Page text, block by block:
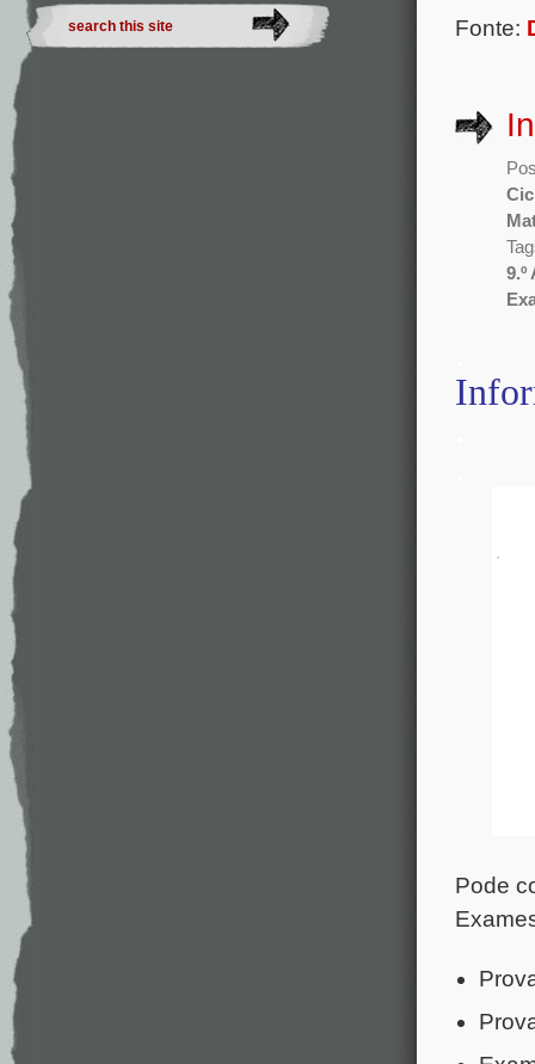
Fonte:
9.º
Pode